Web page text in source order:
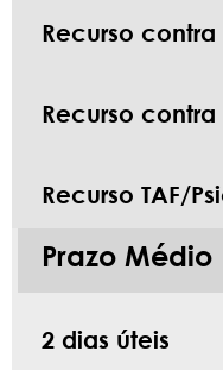
Recurso
Recurso
Recurso TAF/
Prazo Médio
2 dias úteis